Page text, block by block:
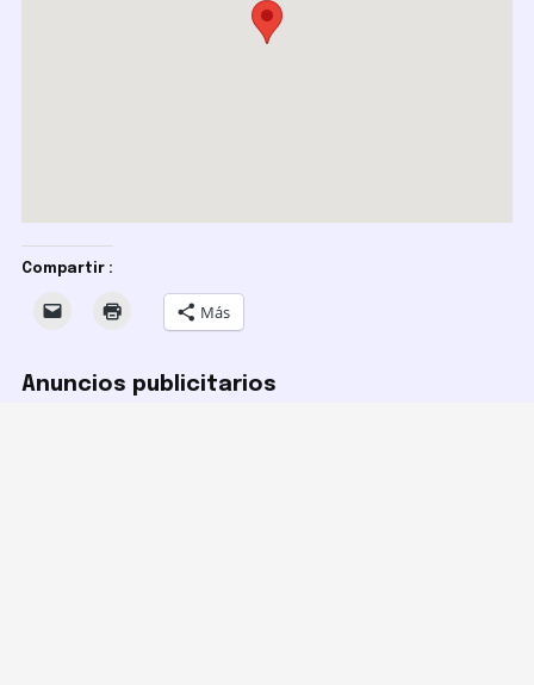
Compartir :
Más
Anuncios publicitarios